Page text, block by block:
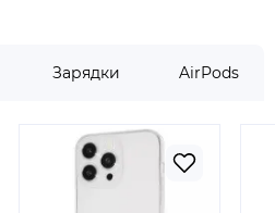
Зарядки AirPods